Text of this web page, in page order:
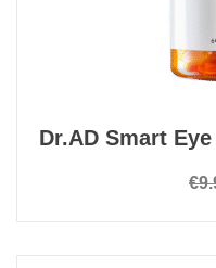
Dr.AD Smart
€